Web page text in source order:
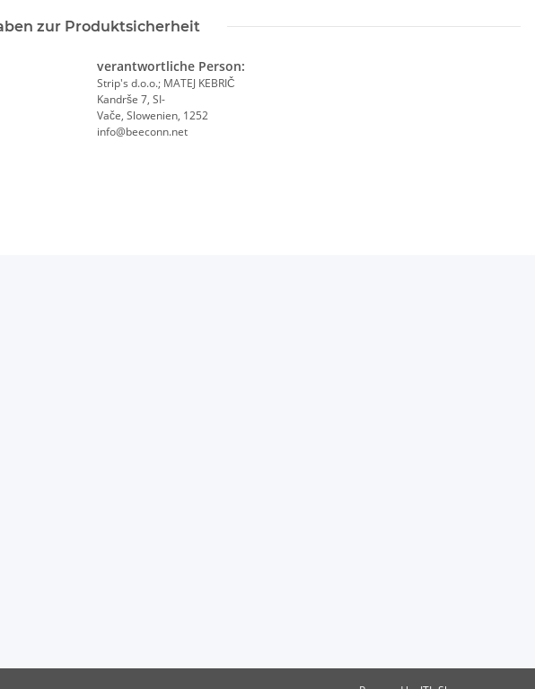
zur Produktsicherheit
verantwortliche Person:
Strip's d.o.o.; MATEJ KEBRIČ
Kandrše 7, SI-
Vače, Slowenien, 1252
info@beeconn.net